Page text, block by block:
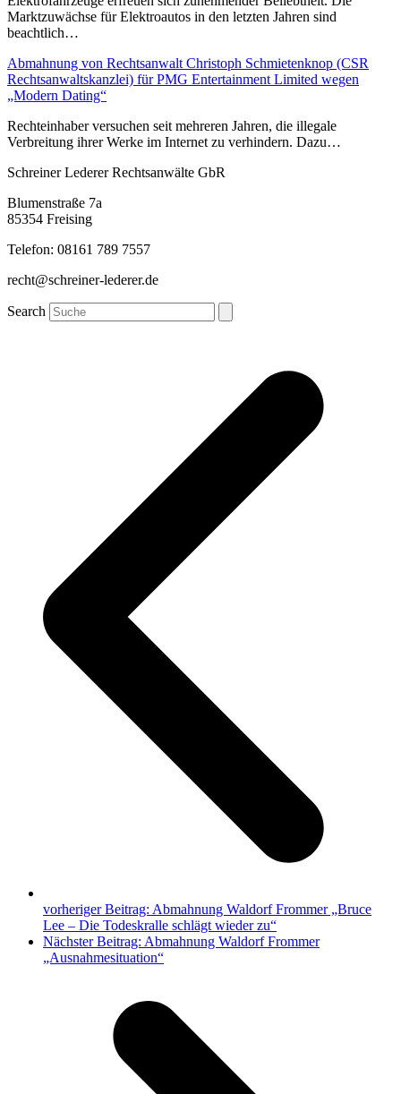
Marktzuwächse für Elektroautos in den letzten Jahren sind
beachtlich…
Abmahnung von Rechtsanwalt Christoph Schmietenknop (CSR
Rechtsanwaltskanzlei) für PMG Entertainment Limited wegen
„Modern Dating“
Rechteinhaber versuchen seit mehreren Jahren, die illegale
Verbreitung ihrer Werke im Internet zu verhindern. Dazu…
Schreiner Lederer Rechtsanwälte GbR
Blumenstraße 7a
85354 Freising
Telefon: 08161 789 7557
recht@schreiner-lederer.de
Search
vorheriger Beitrag: Abmahnung Waldorf Frommer „Bruce
Lee – Die Todeskralle schlägt wieder zu“
Nächster Beitrag: Abmahnung Waldorf Frommer
„Ausnahmesituation“